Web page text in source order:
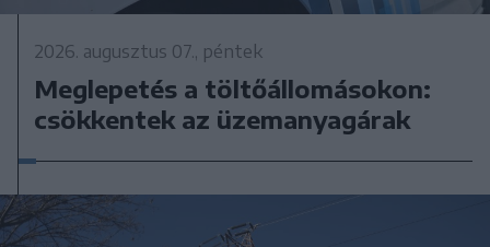
2026. augusztus 07., péntek
Meglepetés a töltőállomásokon:
csökkentek az üzemanyagárak